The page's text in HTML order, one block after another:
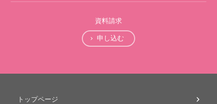
資料請求
申し込む
トップページ